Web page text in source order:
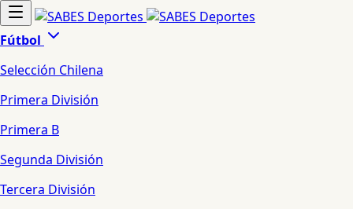
Fútbol
Selección Chilena
Primera División
Primera B
Segunda División
Tercera División